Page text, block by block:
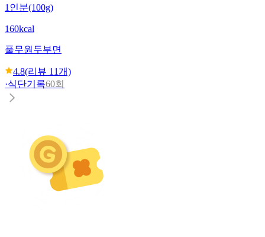
1인분(100g)
160kcal
풀무원 두부면
4.8(리뷰 11개)
·식단기록60회